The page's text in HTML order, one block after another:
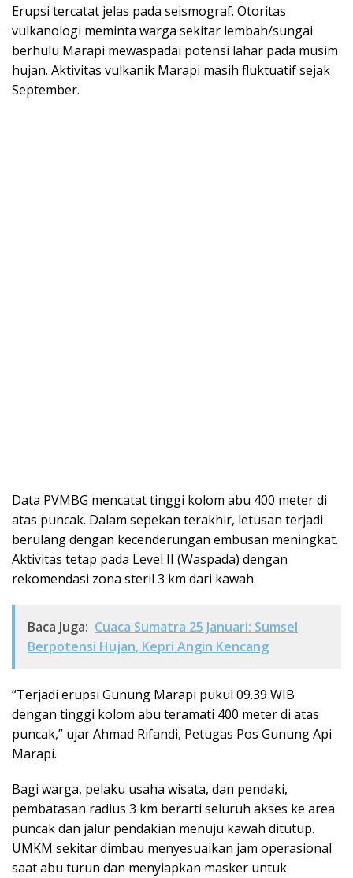
Erupsi tercatat jelas pada seismograf. Otoritas
vulkanologi meminta warga sekitar lembah/sungai
berhulu Marapi mewaspadai potensi lahar pada musim
hujan. Aktivitas vulkanik Marapi masih fluktuatif sejak
September.
Data PVMBG mencatat tinggi kolom abu 400 meter di
atas puncak. Dalam sepekan terakhir, letusan terjadi
berulang dengan kecenderungan embusan meningkat.
Aktivitas tetap pada Level II (Waspada) dengan
rekomendasi zona steril 3 km dari kawah.
Baca Juga: Cuaca Sumatra 25 Januari: Sumsel
Berpotensi Hujan, Kepri Angin Kencang
“Terjadi erupsi Gunung Marapi pukul 09.39 WIB
dengan tinggi kolom abu teramati 400 meter di atas
puncak,” ujar Ahmad Rifandi, Petugas Pos Gunung Api
Marapi.
Bagi warga, pelaku usaha wisata, dan pendaki,
pembatasan radius 3 km berarti seluruh akses ke area
puncak dan jalur pendakian menuju kawah ditutup.
UMKM sekitar dimbau menyesuaikan jam operasional
saat abu turun dan menyiapkan masker untuk